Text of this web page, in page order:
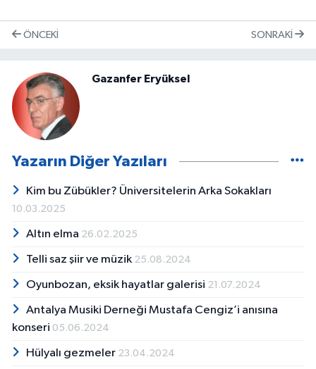
ÖNCEKI SONRAKI
Gazanfer Eryüksel
Yazarın Diğer Yazıları
Kim bu Zübükler? Üniversitelerin Arka Sokakları
10.03.2025
Altın elma 26.02.2025
Telli saz şiir ve müzik 25.08.2024
Oyunbozan, eksik hayatlar galerisi 21.07.2024
Antalya Musiki Derneği Mustafa Cengiz’i anısına
konseri 05.06.2024
Hülyalı gezmeler 23.04.2024